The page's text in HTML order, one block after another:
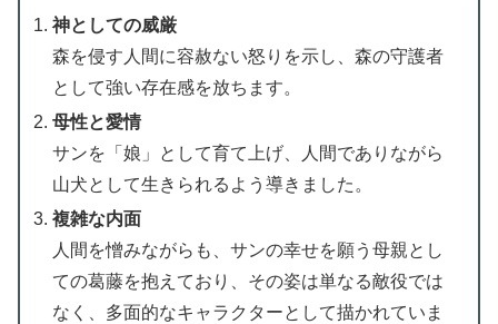
神としての威厳
森を侵す人間に容赦ない怒りを示し、森の守護者
として強い存在感を放ちます。
母性と愛情
サンを「娘」として育て上げ、人間でありながら
山犬として生きられるよう導きました。
複雑な内面
人間を憎みながらも、サンの幸せを願う母親とし
ての葛藤を抱えており、その姿は単なる敵役では
なく、多面的なキャラクターとして描かれていま